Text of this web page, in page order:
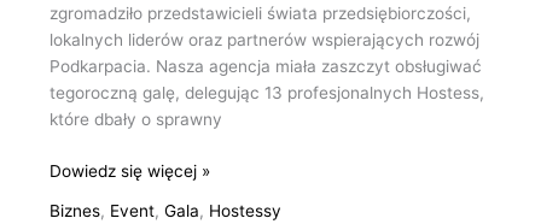
zgromadziło przedstawicieli świata przedsiębiorczości,
lokalnych liderów oraz partnerów wspierających rozwój
Podkarpacia. Nasza agencja miała zaszczyt obsługiwać
tegoroczną galę, delegując 13 profesjonalnych Hostess,
które dbały o sprawny
Dowiedz się więcej »
Biznes, Event, Gala, Hostessy